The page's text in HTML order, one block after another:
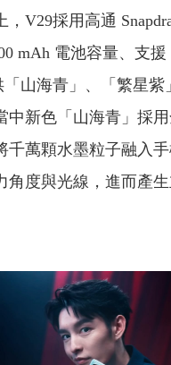
，V29採用高通
mAh 電池容量、支
山海青」、「繁星紫
中新色「山海青」採
千萬顆水墨粒子融入
角度與光線，進而產